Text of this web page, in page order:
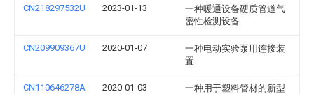
CN218297532U 2023-01-13
一种暖通设备硬质管道气
密性检测设备
CN209909367U 2020-01-07
一种电动实验泵用连接装
置
CN110646278A 2020-01-03
一种用于塑料管材的新型